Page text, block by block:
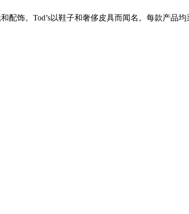
饰。Tod’s以鞋子和奢侈皮具而闻名。每款产品